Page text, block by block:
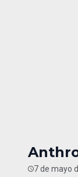
7 de mayo